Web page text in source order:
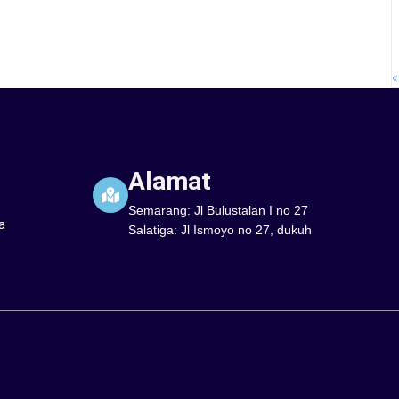
Alamat
Semarang: Jl Bulustalan I no 27
Salatiga: Jl Ismoyo no 27, dukuh